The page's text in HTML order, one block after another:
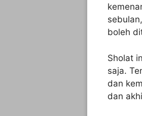
boleh
Sholat
saja.
dan
dan